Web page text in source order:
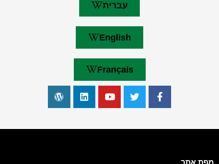
עברית
English
Français